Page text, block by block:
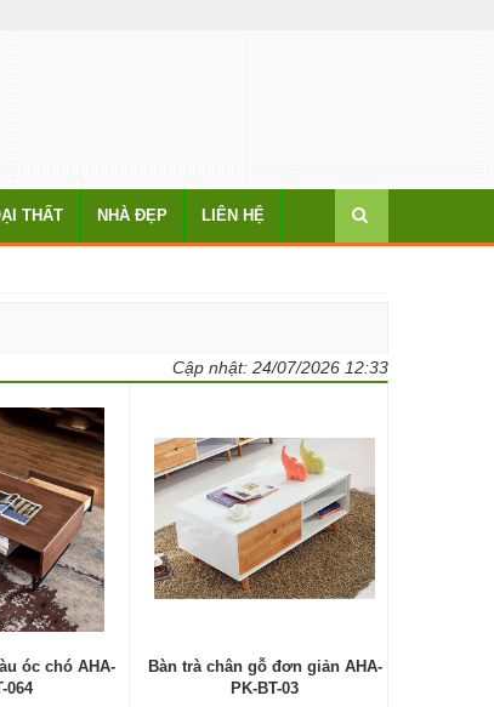
THẤT NHÀ ĐẸP LIÊN HỆ
Cập nhật: 24/07/2026 12:33
óc chó AHA-
064
Bàn trà chân gỗ đơn giản AHA-
PK-BT-03